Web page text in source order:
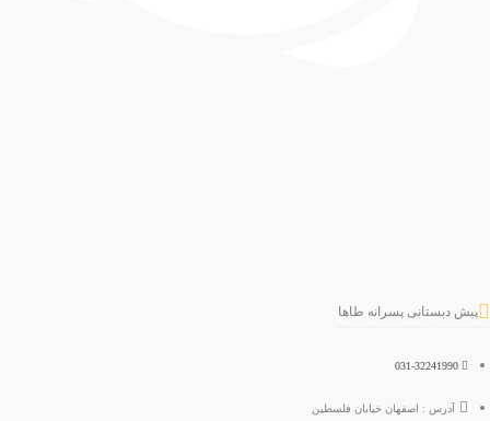
پیش دبستانی پسرانه طاها
031-32241990
آدرس : اصفهان خیابان فلسطین